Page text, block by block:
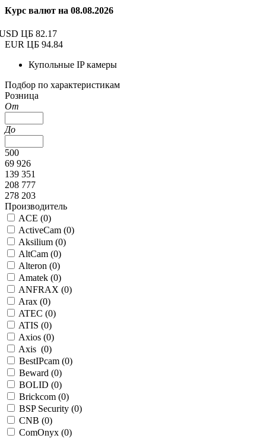
Курс валют на 08.08.2026
ЦБ 82.17
EUR ЦБ 94.84
Купольные IP камеры
Подбор по характеристикам
Розница
От
До
500
69 926
139 351
208 777
278 203
Производитель
ACE (0)
ActiveCam (0)
Aksilium (0)
AltCam (0)
Alteron (0)
Amatek (0)
ANFRAX (0)
Arax (0)
ATEC (0)
ATIS (0)
Axios (0)
Axis (0)
BestIPcam (0)
Beward (0)
BOLID (0)
Brickcom (0)
BSP Security (0)
CNB (0)
ComOnyx (0)